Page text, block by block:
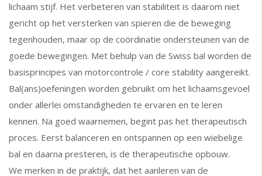
lichaam stijf. Het verbeteren van stabiliteit is daarom niet
gericht op het versterken van spieren die de beweging
tegenhouden, maar op de coördinatie ondersteunen van de
goede bewegingen. Met behulp van de Swiss bal worden de
basisprincipes van motorcontrole / core stability aangereikt.
Bal(ans)oefeningen worden gebruikt om het lichaamsgevoel
onder allerlei omstandigheden te ervaren en te leren
kennen. Na goed waarnemen, begint pas het therapeutisch
proces. Eerst balanceren en ontspannen op een wiebelige
bal en daarna presteren, is de therapeutische opbouw.
We merken in de praktijk, dat het aanleren van de